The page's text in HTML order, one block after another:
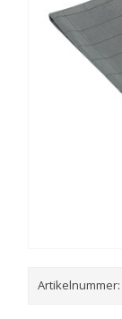
Artikelnummer: